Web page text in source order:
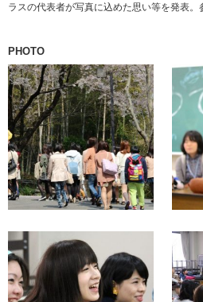
ラスの代表者が写真に込めた思い等を発表
PHOTO